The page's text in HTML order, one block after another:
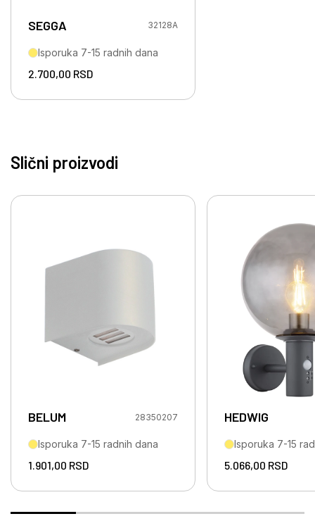
SEGGA 32128A
Isporuka 7-15 radnih dana
2.700,00 RSD
Slični proizvodi
BELUM 28350207
Isporuka 7-15 radnih dana
1.901,00 RSD
HEDWIG
Isporuka 7-15
5.066,00 RSD